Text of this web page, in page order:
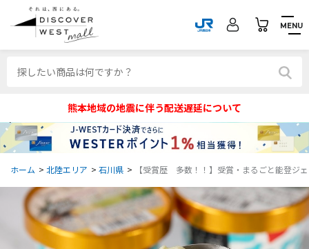
MENU
熊本地域の地震に伴う配送遅延について
ホーム > 北陸エリア > 石川県 > 【受賞歴 多数！！】受賞・まるごと能登ジ